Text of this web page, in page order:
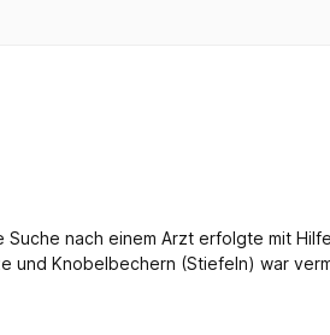
nach einem Arzt erfolgte mit
und Knobelbechern (Stiefeln) war